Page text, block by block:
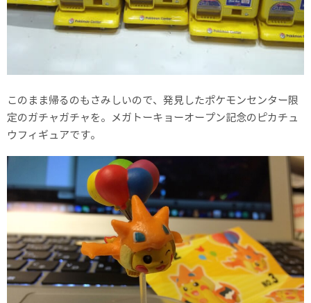
このまま帰るのもさみしいので、発見したポケモンセンター限
定のガチャガチャを。メガトーキョーオープン記念のピカチュ
ウフィギュアです。